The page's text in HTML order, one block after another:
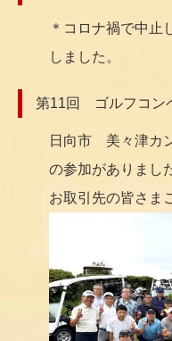
＊コロナ禍で中止
しました。
第11回 ゴルフコン
日向市 美々津カ
の参加がありまし
お取引先の皆さま